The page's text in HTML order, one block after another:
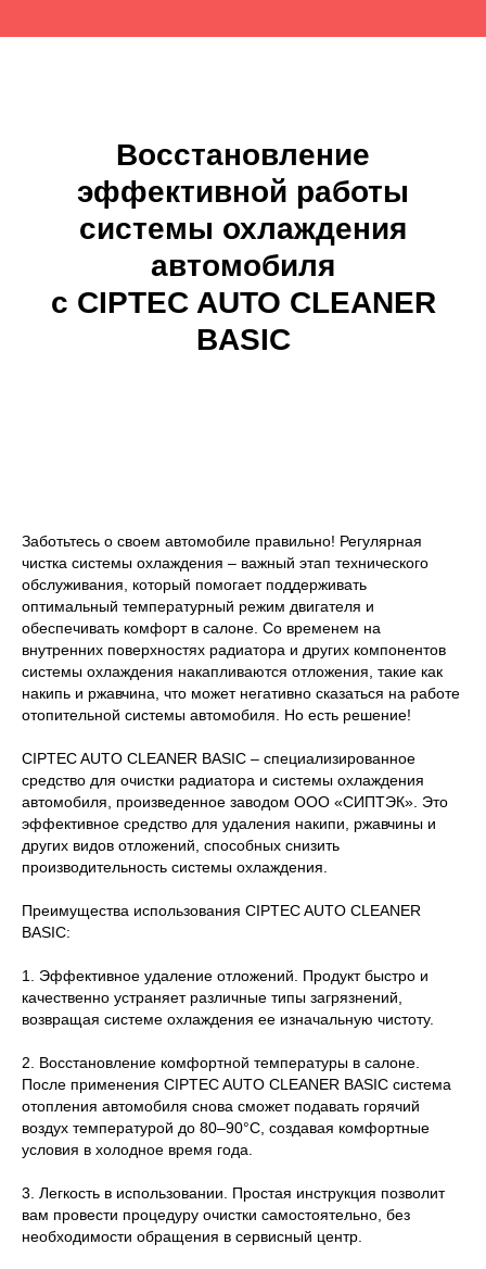
Восстановление
эффективной работы
системы охлаждения
автомобиля
с CIPTEC AUTO CLEANER
BASIC
Заботьтесь о своем автомобиле правильно! Регулярная
чистка системы охлаждения – важный этап технического
обслуживания, который помогает поддерживать
оптимальный температурный режим двигателя и
обеспечивать комфорт в салоне. Со временем на
внутренних поверхностях радиатора и других компонентов
системы охлаждения накапливаются отложения, такие как
накипь и ржавчина, что может негативно сказаться на работе
отопительной системы автомобиля. Но есть решение!
CIPTEC AUTO CLEANER BASIC – специализированное
средство для очистки радиатора и системы охлаждения
автомобиля, произведенное заводом ООО «СИПТЭК». Это
эффективное средство для удаления накипи, ржавчины и
других видов отложений, способных снизить
производительность системы охлаждения.
Преимущества использования CIPTEC AUTO CLEANER
BASIC:
1. Эффективное удаление отложений. Продукт быстро и
качественно устраняет различные типы загрязнений,
возвращая системе охлаждения ее изначальную чистоту.
2. Восстановление комфортной температуры в салоне.
После применения CIPTEC AUTO CLEANER BASIC система
отопления автомобиля снова сможет подавать горячий
воздух температурой до 80–90°C, создавая комфортные
условия в холодное время года.
3. Легкость в использовании. Простая инструкция позволит
вам провести процедуру очистки самостоятельно, без
необходимости обращения в сервисный центр.